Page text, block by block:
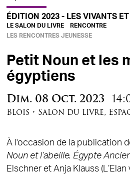
ÉDITION 2023 - LES VIVANTS
LE SALON DU LIVRE
RENCONTRE
LES RENCONTRES JEUNESSE
Petit Noun et les
égyptiens
Dim. 08 Oct. 2023
Blois • Salon du livre,
À l'occasion de la publication
Noun et l’abeille. Égypte
Elschner et Anja Klauss (L’Elan